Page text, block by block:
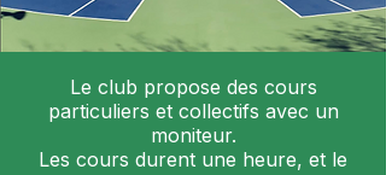
Le club propose des cours
particuliers et collectifs avec un
moniteur.
Les cours durent une heure, et le